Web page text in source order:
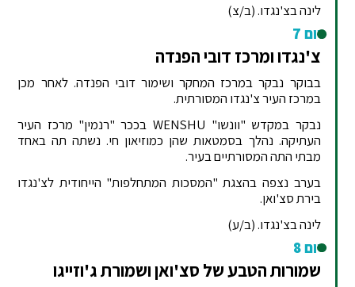
לינה בצ'נגדו. (ב/צ)
יום 7
צ'נגדו ומרכז דובי הפנדה
בבוקר נבקר במרכז המחקר ושימור דובי הפנדה. לאחר מכן
במרכז העיר צ'נגדו המסורתית.
נבקר במקדש "וונשו" WENSHU בככר "רנמין" מרכז העיר
העתיקה. נהלך בסמטאות שהן כמוזיאון חי. נשתה תה באחד
מבתי התה המסורתיים בעיר.
בערב נצפה בהצגת "המסכות המתחלפות" הייחודית לצ'נגדו
בירת סצ'ואן.
לינה בצ'נגדו. (ב/ע)
יום 8
שמורות הטבע של סצ'ואן ושמורת ג'וזייגו